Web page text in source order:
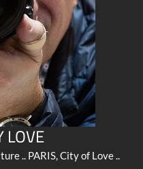
LOVE
.. PARIS, City of Love ..